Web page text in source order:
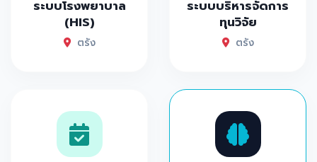
ระบบโรงพยาบาล
(HIS)
ตรัง
ระบบบริหารจัดการ
ทุนวิจัย
ตรัง